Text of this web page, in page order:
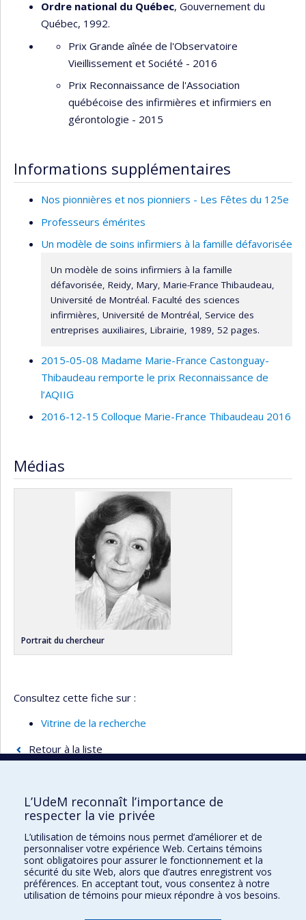
Elle fut présidente de l’Association canadienne des écoles
ministères de la Santé nationale et du Bien-être social et
des Affaires sociales. Auteure de plusieurs articles, de
chapitres de livres, de communications scientifiques dans
interprofessionnel du Québec et de l’Ethel Johns Award de
titulaire d’un doctorat honorifique de l’UQTR.
Administratrice, professeure et chercheuse, Marie-France
dans l’action communautaire auprès de groupes
défavorisés de la population montréalaise. Elle poursuit
son engagement social en siégeant à deux comités
d’éthique de la recherche.
Ordre national du Québec, Gouvernement du
Québec, 1992.
Prix Grande aînée de l'Observatoire
Vieillissement et Société - 2016
Prix Reconnaissance de l'Association
québécoise des infirmières et infirmiers en
gérontologie - 2015
Informations supplémentaires
Nos pionnières et nos pionniers - Les Fêtes du 125e
Professeurs émérites
Un modèle de soins infirmiers à la famille défavorisée
Un modèle de soins infirmiers à la famille
défavorisée, Reidy, Mary, Marie-France Thibaudeau,
Université de Montréal. Faculté des sciences
infirmières, Université de Montréal, Service des
entreprises auxiliaires, Librairie, 1989, 52 pages.
2015-05-08 Madame Marie-France Castonguay-
Thibaudeau remporte le prix Reconnaissance de
l’AQIIG
2016-12-15 Colloque Marie-France Thibaudeau 2016
Médias
Portrait du chercheur
Consultez cette fiche sur :
Vitrine de la recherche
Retour à la liste
Faculté des sciences infirmières
Pavillon Marguerite-d'Youville
2375, chemin de la Côte-Sainte-Catherine
Montréal (Québec) H3T 1A8
Lien Google Maps
L’UdeM reconnaît l’importance de
respecter la vie privée
L’utilisation de témoins nous permet d’améliorer et de
personnaliser votre expérience Web. Certains témoins
sont obligatoires pour assurer le fonctionnement et la
sécurité du site Web, alors que d’autres enregistrent vos
préférences. En acceptant tout, vous consentez à notre
utilisation de témoins pour mieux répondre à vos besoins.